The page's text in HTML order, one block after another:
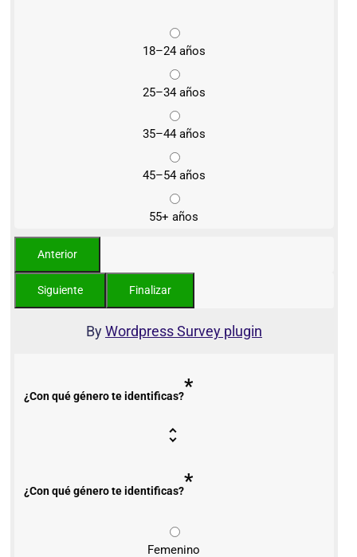
18–24 años
25–34 años
35–44 años
45–54 años
55+ años
ByWordpress Survey plugin
¿Con qué género te identificas?*
¿Con qué género te identificas?*
Femenino